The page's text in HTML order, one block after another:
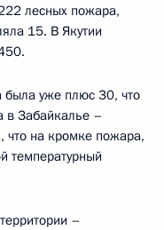
лесных пожара,
15. В Якутии
уже плюс 30, что
в Забайкалье –
что на кромке пожара,
температурный
–